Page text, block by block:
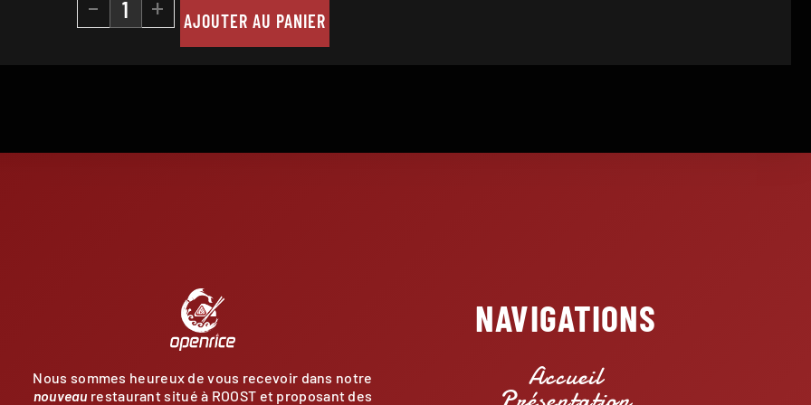
- + AJOUTER AU PANIER
Nous sommes heureux de vous recevoir dans notre
nouveau restaurant situé à ROOST et proposant des
NAVIGATIONS
Accueil